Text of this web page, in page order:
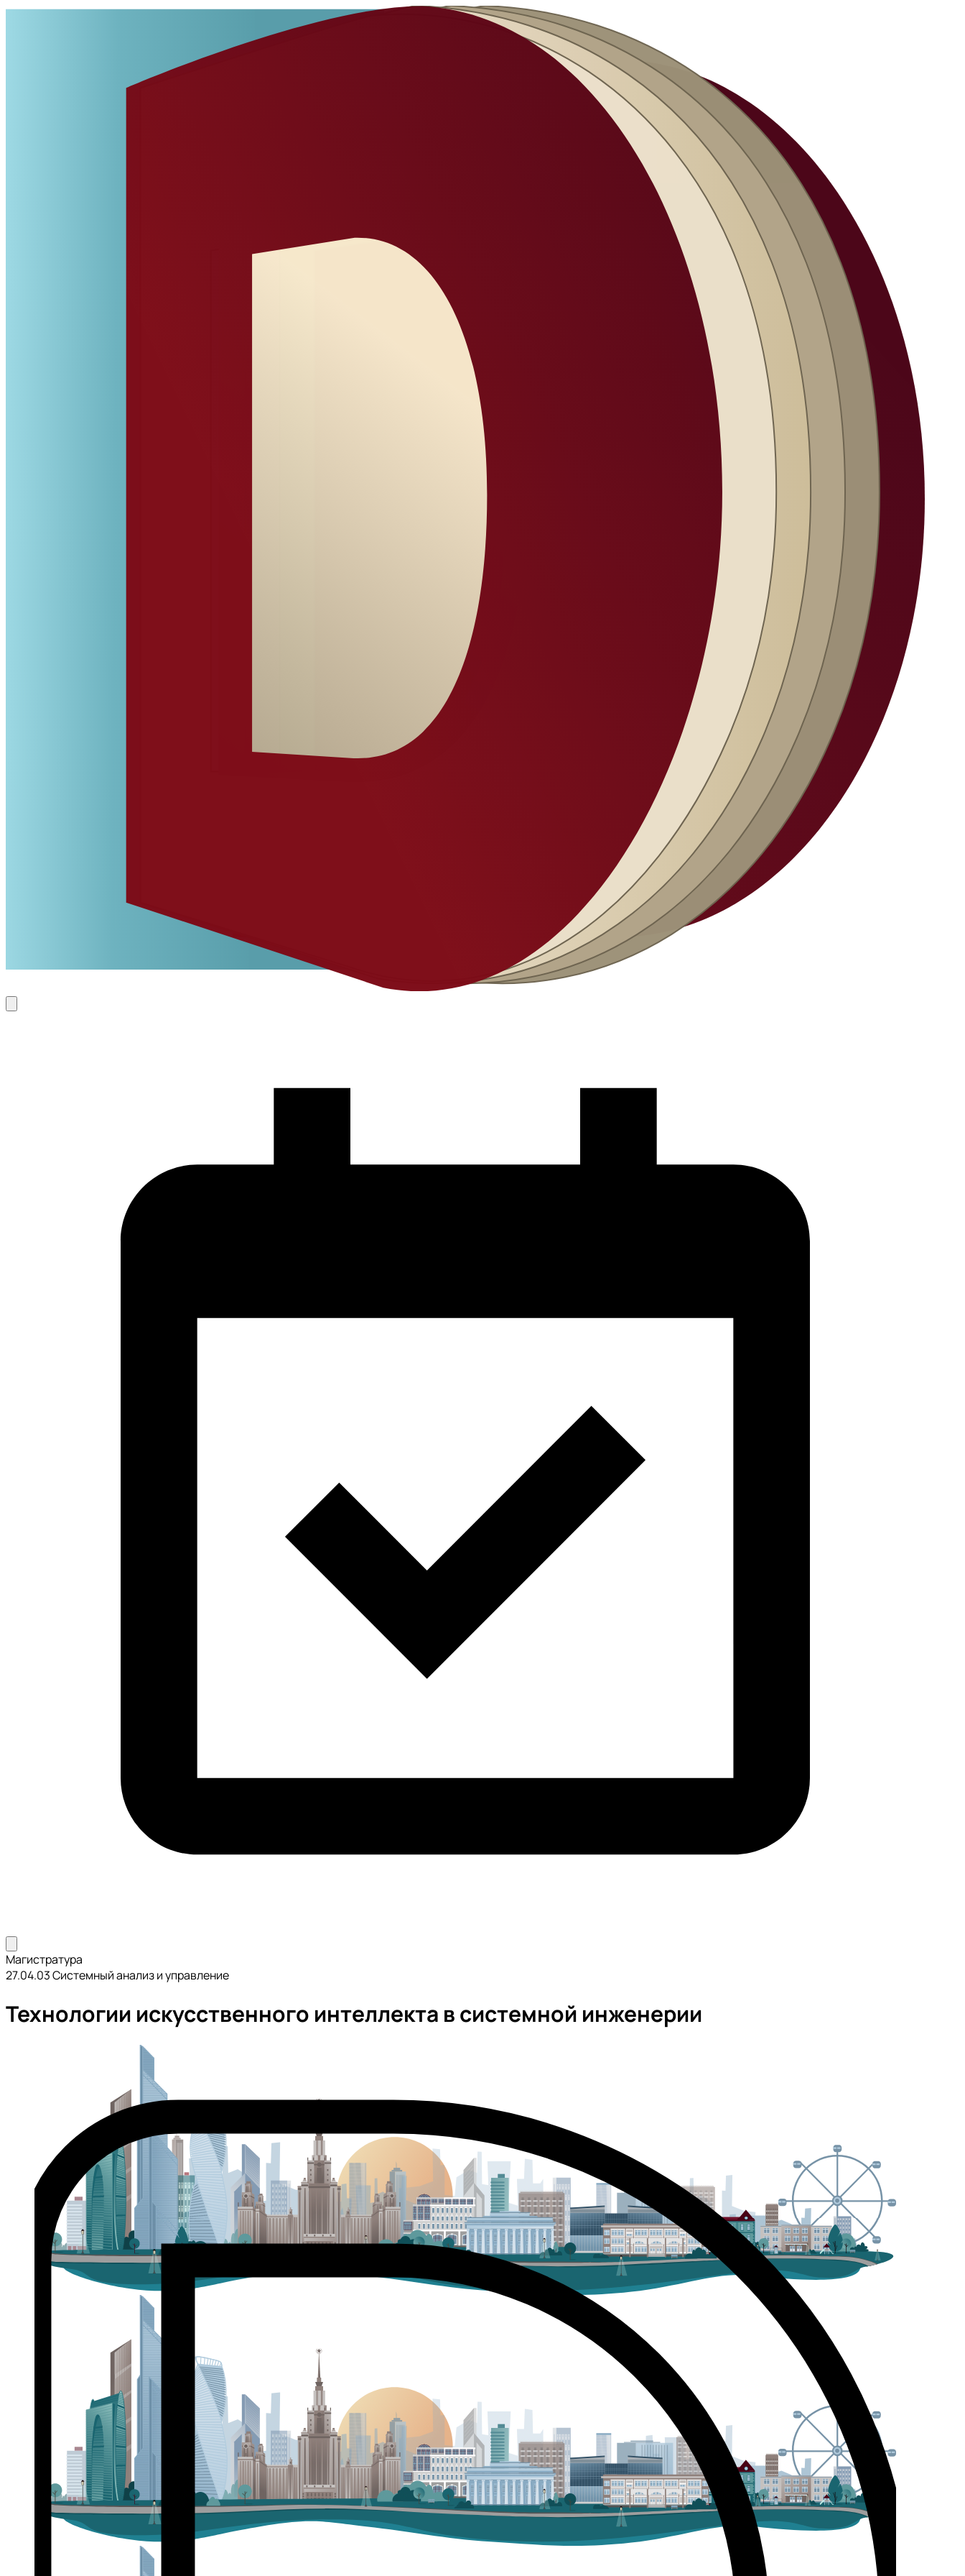
Магистратура
27.04.03 Системный анализ и управление
Технологии искусственного интеллекта в системной инженерии